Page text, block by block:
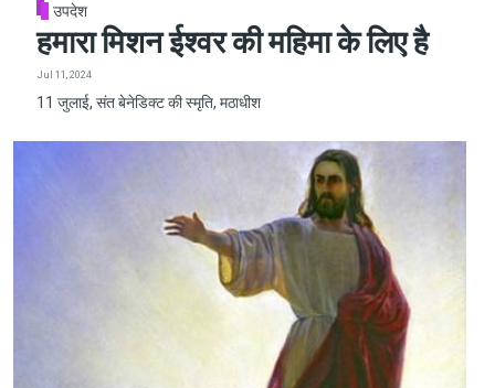
उपदेश
हमारा मिशन ईश्वर की महिमा के लिए है
Jul 11, 2024
11 जुलाई, संत बेनेडिक्ट की स्मृति, मठाधीश